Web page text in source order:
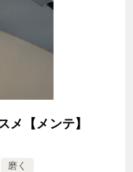
メ【メンテ】
磨く